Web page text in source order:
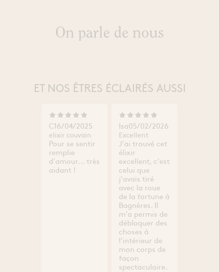
On parle de nous
ET NOS ÊTRES ÉCLAIRÉS AUSSI
C16/04/2025
elixir couvain
Pour se sentir
remplie
d'amour... très
aidant !
Isa05/02/2026
Excellent
J'ai trouvé cet
élixir
excellent, c'est
celui que
j'avais tiré
avec la roue
de la fortune à
Bagnères. Il
m'a permis de
débloquer des
choses à
l'intérieur de
mon corps de
façon
spectaculaire.